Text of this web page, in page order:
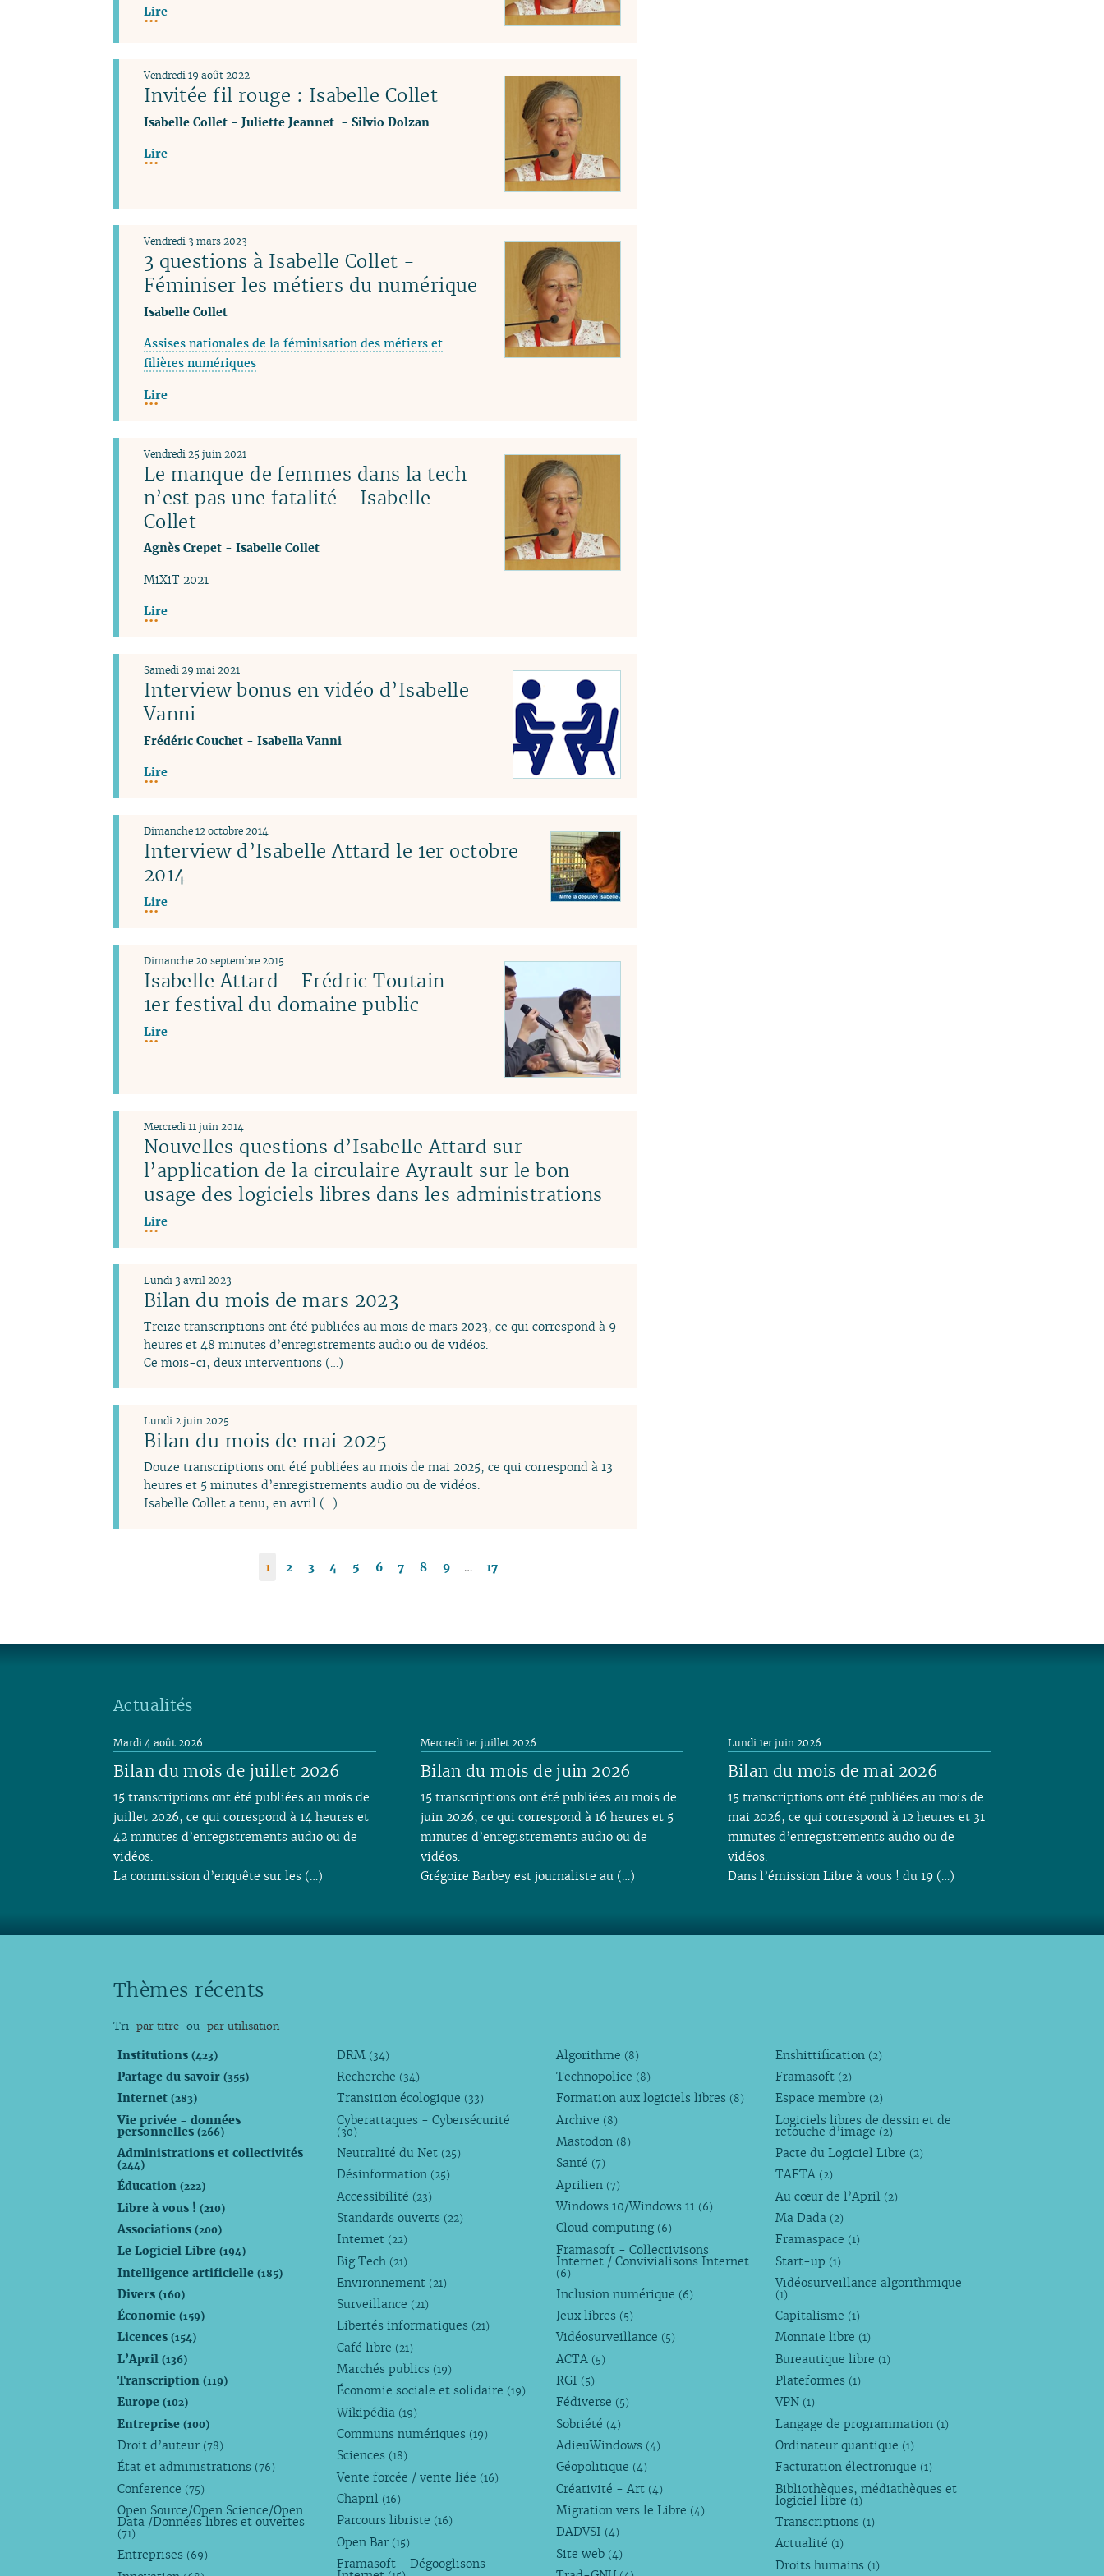
Lire
Invitée fil rouge : Isabelle Collet
Vendredi 19 août 2022
Isabelle Collet- Juliette Jeannet - Silvio Dolzan
Lire
3 questions à Isabelle Collet -
Féminiser les métiers du numérique
Vendredi 3 mars 2023
Isabelle Collet
Assises nationales de la féminisation des métiers et
filières numériques
Lire
Le manque de femmes dans la tech
n’est pas une fatalité - Isabelle
Collet
Vendredi 25 juin 2021
Agnès Crepet- Isabelle Collet
MiXiT 2021
Lire
Interview bonus en vidéo d’Isabelle
Vanni
Samedi 29 mai 2021
Frédéric Couchet- Isabella Vanni
Lire
Interview d’Isabelle Attard le 1er octobre
2014
Dimanche 12 octobre 2014
Lire
Isabelle Attard - Frédric Toutain -
1er festival du domaine public
Dimanche 20 septembre 2015
Lire
Nouvelles questions d’Isabelle Attard sur
l’application de la circulaire Ayrault sur le bon
usage des logiciels libres dans les administrations
Mercredi 11 juin 2014
Lire
Bilan du mois de mars 2023
Lundi 3 avril 2023
Treize transcriptions ont été publiées au mois de mars 2023, ce qui correspond à 9
heures et 48 minutes d’enregistrements audio ou de vidéos.
Ce mois-ci, deux interventions (…)
Bilan du mois de mai 2025
Lundi 2 juin 2025
Douze transcriptions ont été publiées au mois de mai 2025, ce qui correspond à 13
heures et 5 minutes d’enregistrements audio ou de vidéos.
Isabelle Collet a tenu, en avril (…)
1 2 3 4 5 6 7 8 9 17
Actualités
Bilan du mois de juillet 2026
Mardi 4 août 2026
15 transcriptions ont été publiées au mois de
juillet 2026, ce qui correspond à 14 heures et
42 minutes d’enregistrements audio ou de
vidéos.
La commission d’enquête sur les (…)
Bilan du mois de juin 2026
Mercredi 1er juillet 2026
15 transcriptions ont été publiées au mois de
juin 2026, ce qui correspond à 16 heures et 5
minutes d’enregistrements audio ou de
vidéos.
Grégoire Barbey est journaliste au (…)
Bilan du mois de mai 2026
Lundi 1er juin 2026
15 transcriptions ont été publiées au mois de
mai 2026, ce qui correspond à 12 heures et 31
minutes d’enregistrements audio ou de
vidéos.
Dans l’émission Libre à vous ! du 19 (…)
Thèmes récents
Tri par titre ou par utilisation
Institutions(423)
Partage du savoir(355)
Internet(283)
Vie privée - données
personnelles(266)
Administrations et collectivités
(244)
Éducation(222)
Libre à vous !(210)
Associations(200)
Le Logiciel Libre(194)
Intelligence artificielle(185)
Divers(160)
Économie(159)
Licences(154)
L’April(136)
Transcription(119)
Europe(102)
Entreprise(100)
Droit d’auteur (78)
État et administrations (76)
Conference (75)
Open Source/Open Science/Open
Data /Données libres et ouvertes
(71)
Entreprises (69)
DRM (34)
Recherche (34)
Transition écologique (33)
Cyberattaques - Cybersécurité
(30)
Neutralité du Net (25)
Désinformation (25)
Accessibilité (23)
Standards ouverts (22)
Internet (22)
Big Tech (21)
Environnement (21)
Surveillance (21)
Libertés informatiques (21)
Café libre (21)
Marchés publics (19)
Économie sociale et solidaire (19)
Wikipédia (19)
Communs numériques (19)
Sciences (18)
Vente forcée / vente liée (16)
Chapril (16)
Parcours libriste (16)
Open Bar (15)
Framasoft - Dégooglisons
Algorithme (8)
Technopolice (8)
Formation aux logiciels libres (8)
Archive (8)
Mastodon (8)
Santé (7)
Aprilien (7)
Windows 10/Windows 11 (6)
Cloud computing (6)
Framasoft - Collectivisons
Internet / Convivialisons Internet
(6)
Inclusion numérique (6)
Jeux libres (5)
Vidéosurveillance (5)
ACTA (5)
RGI (5)
Fédiverse (5)
Sobriété (4)
AdieuWindows (4)
Géopolitique (4)
Créativité - Art (4)
Migration vers le Libre (4)
DADVSI (4)
Site web (4)
Enshittification (2)
Framasoft (2)
Espace membre (2)
Logiciels libres de dessin et de
retouche d’image (2)
Pacte du Logiciel Libre (2)
TAFTA (2)
Au cœur de l’April (2)
Ma Dada (2)
Framaspace (1)
Start-up (1)
Vidéosurveillance algorithmique
(1)
Capitalisme (1)
Monnaie libre (1)
Bureautique libre (1)
Plateformes (1)
VPN (1)
Langage de programmation (1)
Ordinateur quantique (1)
Facturation électronique (1)
Bibliothèques, médiathèques et
logiciel libre (1)
Transcriptions (1)
Actualité (1)
Droits humains (1)